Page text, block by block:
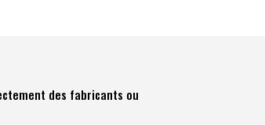
des fabricants ou